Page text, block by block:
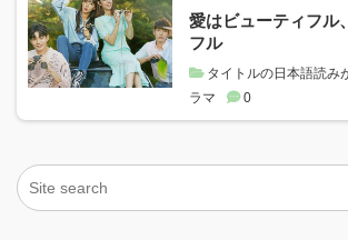
愛はビューティフル
フル
タイトルの日本語読み
ラマ
0